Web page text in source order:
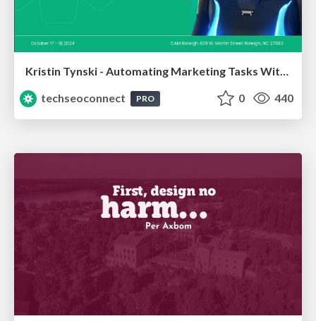
Kristin Tynski - Automating Marketing Tasks With AI
techseoconnect
PRO 0 440